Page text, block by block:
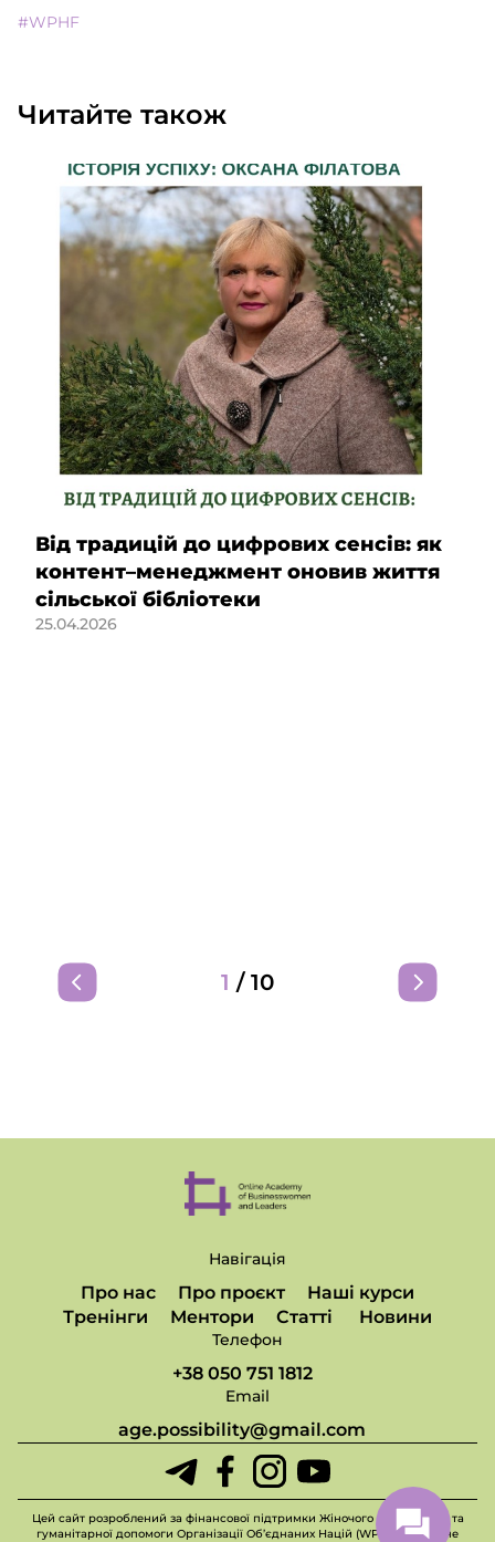
#WPHF
Читайте також
Від традицій до цифрових сенсів: як
контент–менеджмент оновив життя
сільської бібліотеки
25.04.2026
1 / 10
Навігація
Про нас Про проєкт
Наші курси
Тренінги
Ментори Статті Новини
Телефон
+38 050 751 1812
Email
age.possibility@gmail.com
Цей сайт розроблений за фінансової підтримки Жіночого фонду миру та
гуманітарної допомоги Організації Об’єднаних Націй (WPHF), але це не